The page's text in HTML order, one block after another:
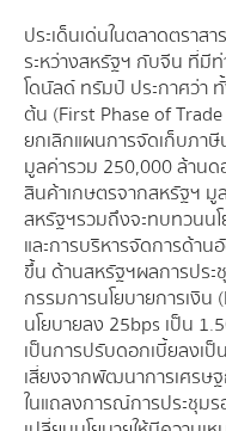
ประเด็นเด่นในตลาดตราส
ระหว่างสหรัฐฯ กับจีน ที่มี
โดนัลด์ ทรัมป์ ประกาศว่า
ต้น (First Phase of
ยกเลิกแผนการจัดเก็บภาษี
มูลค่ารวม 250,000 ล้านด
สินค้าเกษตรจากสหรัฐฯ
สหรัฐฯ รวมถึงจะทบทวน
และการบริหารจัดการด้าน
ขึ้น ด้านสหรัฐฯ ผลการปร
กรรมการนโยบายการเงิน
นโยบายลง 25bps เป็น
เป็นการปรับดอกเบี้ยลงเ
เสี่ยงจากพัฒนาการเศรษ
ในแถลงการณ์การประชุมร